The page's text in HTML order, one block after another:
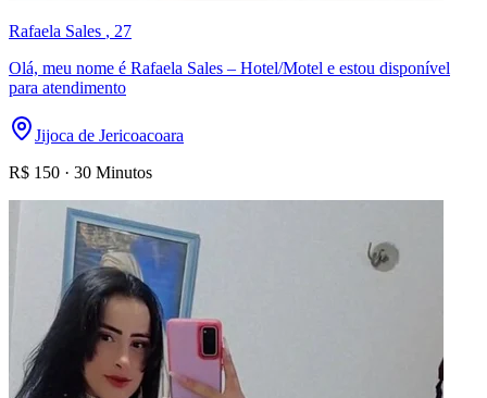
Rafaela Sales , 27
Olá, meu nome é Rafaela Sales – Hotel/Motel e estou disponível
para atendimento
Jijoca de Jericoacoara
R$ 150 · 30 Minutos